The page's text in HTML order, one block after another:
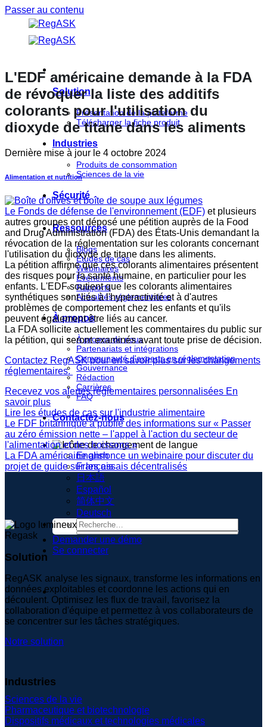
Passer au contenu
Solution
Présentation de la plateforme
Télécharger la fiche produit
Industries
Produits de consommation
Sciences de la vie
Sécurité
Ressources
Blogs
Études de cas
Webinaires
Événements
Rapports
Actualités réglementaires
À propos
À propos de nous
Partenariats et intégrations
Communauté d'experts en réglementation
Gouvernance
Rédaction
Carrières
FAQ
Contactez-nous
English
Français
日本語
Español
简体中文
Deutsch
Demander une démo
Se connecter
L'EDF américaine demande à la FDA
de révoquer la liste des additifs
colorants pour l'utilisation du
dioxyde de titane dans les aliments
Dernière mise à jour le 4 octobre 2024
Alimentation et nutrition
Le Fonds de défense de l'environnement (EDF) et plusieurs
autres groupes ont déposé une pétition auprès de la Food
and Drug Administration (FDA) des États-Unis demandant la
révocation de la réglementation sur les colorants concernant
l'utilisation du dioxyde de titane dans les aliments.
La pétition affirme que ces colorants alimentaires présentent
des risques pour la santé humaine, en particulier pour les
enfants. L'EDF soutient que les colorants alimentaires
synthétiques sont liés à l'hyperactivité et à d'autres
problèmes de comportement chez les enfants et qu'ils
peuvent également être liés au cancer.
La FDA sollicite actuellement les commentaires du public sur
la pétition, qui seront examinés avant toute prise de décision.
Contactez RegASK pour en savoir plus sur les changements
réglementaires.
Recevez vos alertes réglementaires personnalisées En
savoir plus
Lire les études de cas sur l'industrie alimentaire
Le FDF britannique a publié des informations sur « Passer
au zéro émission nette – l'appel à l'action du secteur de
l'alimentation et des boissons »
La FDA américaine annonce un webinaire pour discuter du
projet de guide sur les essais décentralisés
Solution
RegASK analyse les signaux, transforme les informations en
données exploitables et coordonne les actions qui en
découlent. Optimisez les flux de travail, favorisez la
collaboration d'équipe et permettez à vos collaborateurs de
se concentrer sur les tâches stratégiques.
Notre solution
Industries
Sciences de la vie
Pharmaceutique et biotechnologie
Dispositifs médicaux et technologies médicales